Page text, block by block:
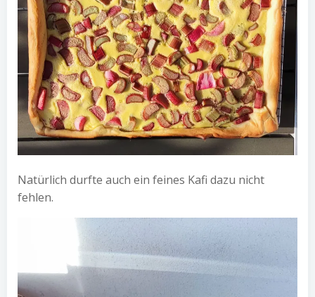
Natürlich durfte auch ein feines Kafi dazu nicht
fehlen.